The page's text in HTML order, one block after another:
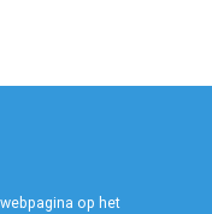
op het